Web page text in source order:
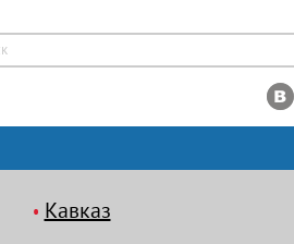
Кавказ